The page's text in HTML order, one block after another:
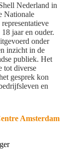
Nederland in
Nationale
jaar en ouder.
onder
inzicht in de
publiek. Het
tot diverse
gesprek kon
en
Amsterdam